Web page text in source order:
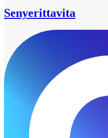
Senyerittavita